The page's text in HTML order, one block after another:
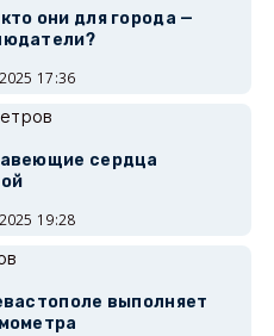
они для города —
17:36
сердца
19:28
выполняет